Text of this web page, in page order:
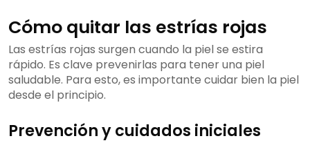
Cómo quitar las estrías rojas
Las estrías rojas surgen cuando la piel se estira
rápido. Es clave prevenirlas para tener una piel
saludable. Para esto, es importante cuidar bien la piel
desde el principio.
Prevención y cuidados iniciales